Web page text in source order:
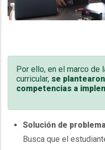
Por ello, en el marco de
curricular, se
competencias a
Solución de
Busca que el